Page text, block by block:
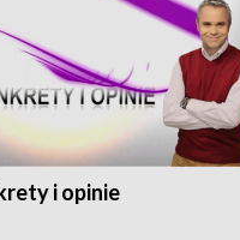
i opinie